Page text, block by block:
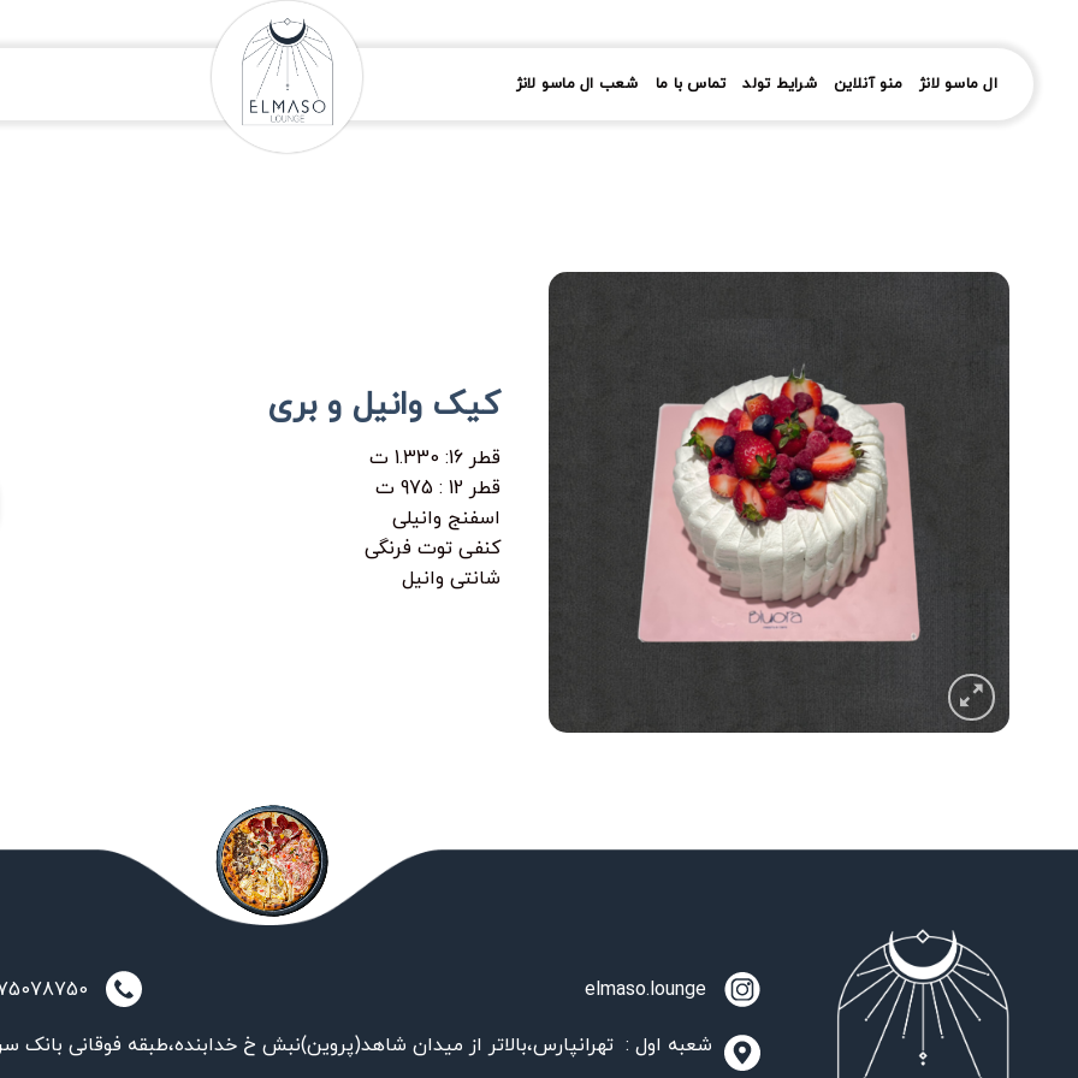
ال ماسو لانژ منو آنلاین شرایط تولد تماس با ما شعب ال ماسو لانژ
کیک وانیل و بری
قطر 16: 1.330 ت
قطر 12 : 975 ت
اسفنج وانیلی
کنفی توت فرنگی
شانتی وانیل
elmaso.lounge
شعبه اول : تهرانپارس،بالاتر از میدان شاهد(پروین)نبش خ خدابنده،طبقه فوقانی بانک